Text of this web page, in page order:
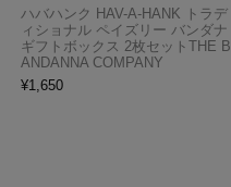
ハバハンク HAV-A-HANK トラデ
ィショナル ペイズリー バンダナ
ギフトボックス 2枚セットTHE B
ANDANNA COMPANY
¥1,650